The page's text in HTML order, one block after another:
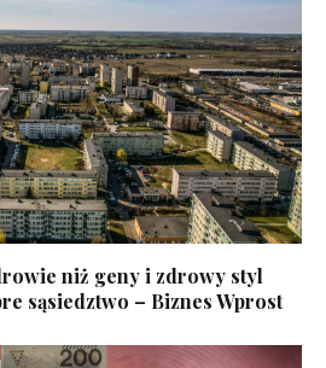
niż geny i zdrowy styl
sąsiedztwo – Biznes Wprost